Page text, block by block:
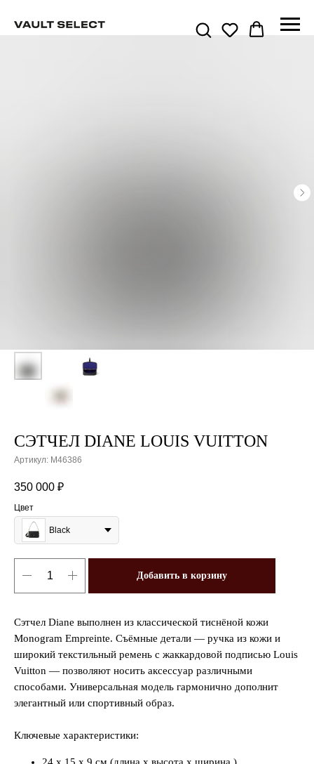
СЭТЧЕЛ DIANE LOUIS VUITTON
Артикул: M46386
350 000 ₽
Цвет
Black
Добавить в корзину
Сэтчел Diane выполнен из классической тиснёной кожи
Monogram Empreinte. Съёмные детали — ручка из кожи и
широкий текстильный ремень с жаккардовой подписью Louis
Vuitton — позволяют носить аксессуар различными
способами. Универсальная модель гармонично дополнит
элегантный или спортивный образ.
Ключевые характеристики:
24 x 15 x 9 см (длина x высота x ширина )